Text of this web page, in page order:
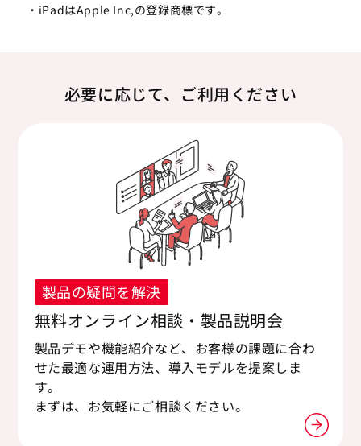
・iPadはApple Inc,の登録商標です。
必要に応じて、ご利用ください
製品の疑問を解決
無料オンライン相談・製品説明会
製品デモや機能紹介など、お客様の課題に合わ
せた最適な運用方法、導入モデルを提案しま
す。
まずは、お気軽にご相談ください。